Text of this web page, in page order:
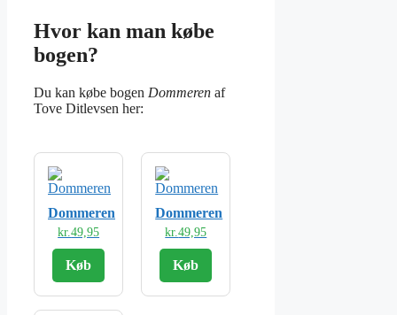
Hvor kan man købe
bogen?
Du kan købe bogen Dommeren af
Tove Ditlevsen her:
Dommeren
kr.49,95
Køb
Dommeren
kr.49,95
Køb